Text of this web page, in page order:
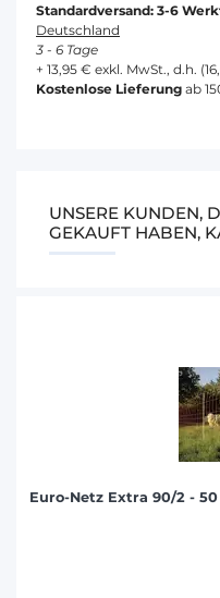
Standardversand: 3-6
Deutschland
3 - 6 Tage
+ 13,95 € exkl. MwSt., d.h.
Kostenlose Lieferung ab
UNSERE KUNDEN,
GEKAUFT HABEN,
Euro-Netz Extra 90/2 -